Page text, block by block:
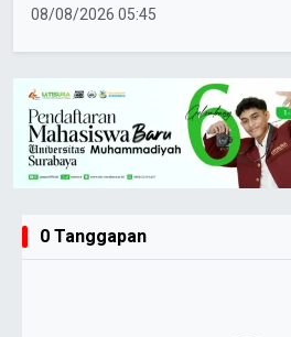
08/08/2026 05:45
0 Tanggapan